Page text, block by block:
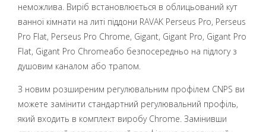
неможлива. Виріб встановлюється в облицьований кут
ванної кімнати на литі піддони RAVAK Perseus Pro, Perseus
Pro Flat, Perseus Pro Chrome, Gigant, Gigant Pro, Gigant Pro
Flat, Gigant Pro Chromeабо безпосередньо на підлогу з
душовим каналом або трапом.
З новим розширеним регулювальним профілем CNPS ви
можете замінити стандартний регулювальний профіль,
який входить в комплект виробу Chrome. Замінивши